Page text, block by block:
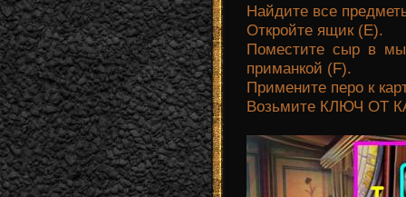
Найдите все
Откройте ящик (Е).
Поместите сыр в
приманкой (F).
Примените перо к
Возьмите КЛЮЧ ОТ